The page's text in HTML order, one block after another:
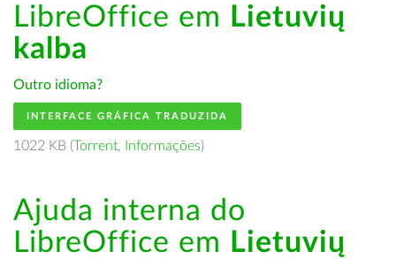
LibreOffice em Lietuvių
kalba
Outro idioma?
INTERFACE GRÁFICA TRADUZIDA
1022 KB (Torrent, Informações)
Ajuda interna do
LibreOffice em Lietuvių